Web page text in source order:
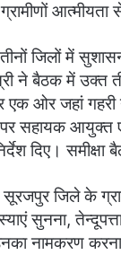
ग्रामीणों
जिलों में
ने बैठक में उक्त
ओर जहां गहरी
सहायक आयुक्त
दिए।
जिले के
सुनना,
नामकरण